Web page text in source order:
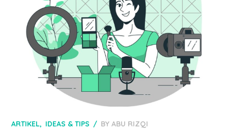
ARTIKEL IDEAS & TIPS BYABU RIZQI